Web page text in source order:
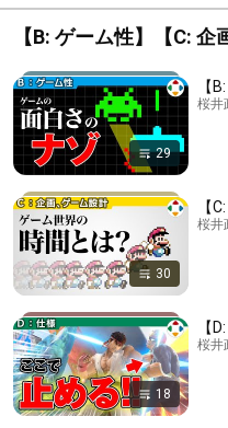
【B: ゲーム性】【C: 企
29
【
桜井
30
【
桜井
18
【
桜井